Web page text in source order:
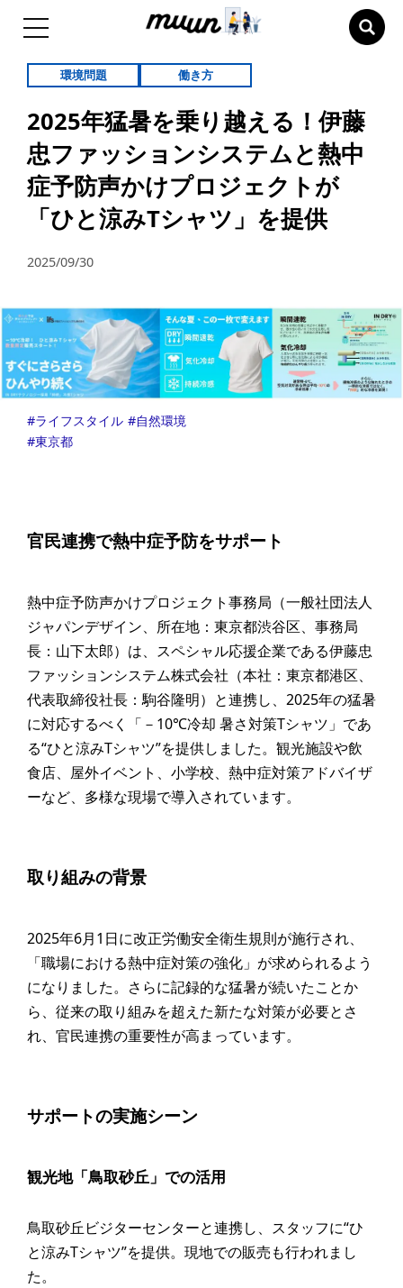
環境問題 働き方
2025年猛暑を乗り越える！伊藤
忠ファッションシステムと熱中
症予防声かけプロジェクトが
「ひと涼みTシャツ」を提供
2025/09/30
ライフスタイル
自然環境
東京都
官民連携で熱中症予防をサポート
熱中症予防声かけプロジェクト事務局（一般社団法人
ジャパンデザイン、所在地：東京都渋谷区、事務局
長：山下太郎）は、スペシャル応援企業である伊藤忠
ファッションシステム株式会社（本社：東京都港区、
代表取締役社長：駒谷隆明）と連携し、2025年の猛暑
に対応するべく「－10℃冷却 暑さ対策Tシャツ」であ
る“ひと涼みTシャツ”を提供しました。観光施設や飲
食店、屋外イベント、小学校、熱中症対策アドバイザ
ーなど、多様な現場で導入されています。
取り組みの背景
2025年6月1日に改正労働安全衛生規則が施行され、
「職場における熱中症対策の強化」が求められるよう
になりました。さらに記録的な猛暑が続いたことか
ら、従来の取り組みを超えた新たな対策が必要とさ
れ、官民連携の重要性が高まっています。
サポートの実施シーン
観光地「鳥取砂丘」での活用
鳥取砂丘ビジターセンターと連携し、スタッフに“ひ
と涼みTシャツ”を提供。現地での販売も行われまし
た。